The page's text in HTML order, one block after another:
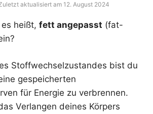
aktualisiert am 12. August 2024
heißt, fett angepasst (fat-
Stoffwechselzustandes bist du
gespeicherten
für Energie zu verbrennen.
Verlangen deines Körpers